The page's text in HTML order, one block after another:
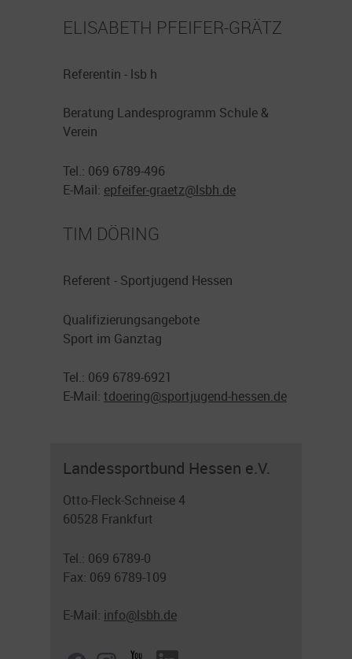
ELISABETH PFEIFER-GRÄTZ
Referentin - lsb h
Beratung Landesprogramm Schule &
Verein
Tel.: 069 6789-496
E-Mail: epfeifer-graetz@lsbh.de
TIM DÖRING
Referent - Sportjugend Hessen
Qualifizierungsangebote
Sport im Ganztag
Tel.: 069 6789-6921
E-Mail: tdoering@sportjugend-hessen.de
Landessportbund Hessen e.V.
Otto-Fleck-Schneise 4
60528 Frankfurt
Tel.: 069 6789-0
Fax: 069 6789-109
E-Mail: info@lsbh.de